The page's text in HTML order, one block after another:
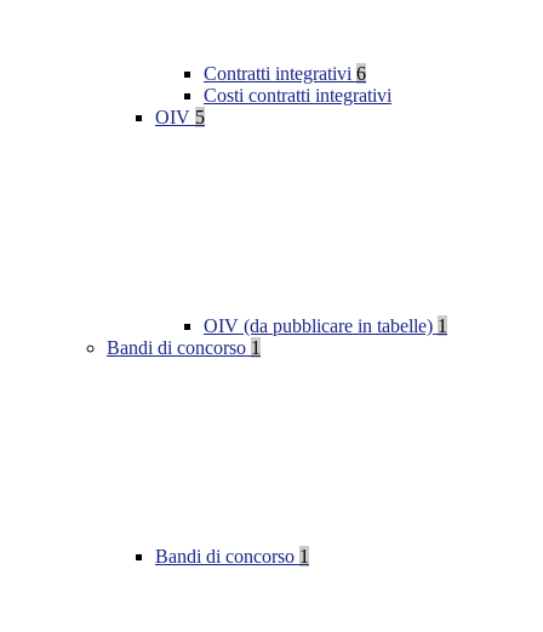
Contratti integrativi 6
Costi contratti integrativi
OIV 5
OIV (da pubblicare in tabelle) 1
Bandi di concorso 1
Bandi di concorso 1